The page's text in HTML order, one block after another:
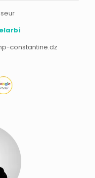
constantine.dz